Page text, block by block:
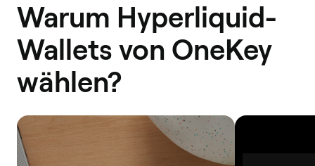
Warum Hyperliquid-
Wallets von OneKey
wählen?